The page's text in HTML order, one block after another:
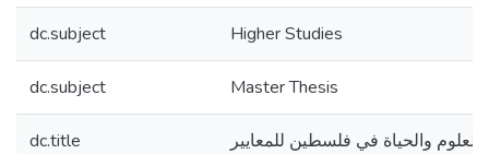
dc.subject Higher Studies
dc.subject Master Thesis
dc.title
والحياة في فلسطين للمعايير